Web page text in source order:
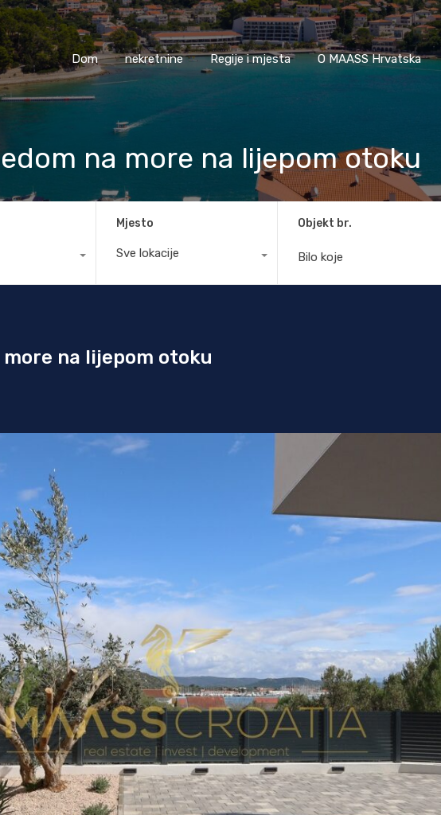
Dom nekretnine Regije i mjesta O MAASS
Dom nekretnine Regije i mjesta O MAASS Hrvatska
na more na lijepom otoku
Mjesto
Sve lokacije
Objekt br.
na lijepom otoku